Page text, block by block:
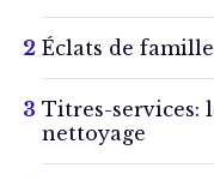
Éclats de famille
Titres-services:
nettoyage